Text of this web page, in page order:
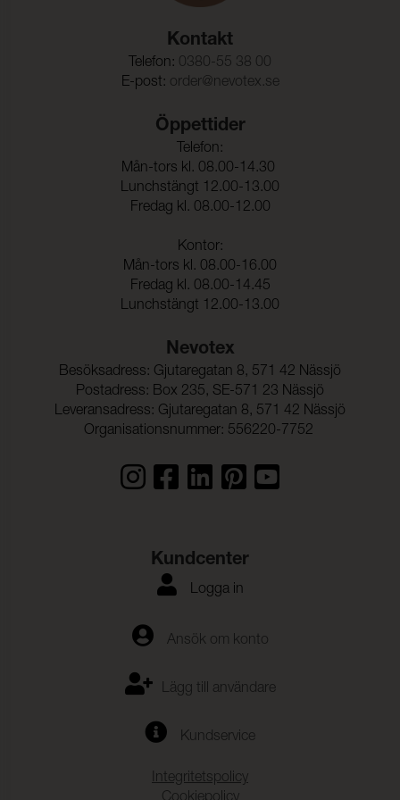
Dimensionsändring Varp: - 2,3 %
Dimensionsändring Väft:
ISO 105-C06
4-5
Färghärdighet mot
ISO 105-D01
4-5
Färghärdighet mot
5 (ISO 105-E01)
Kontakt
Telefon: 0380-55 38 00
E-post: order@nevotex.se
Öppettider
Telefon:
Mån-tors kl. 08.00-14.30
Lunchstängt 12.00-13.00
Fredag kl. 08.00-12.00
Kontor:
Mån-tors kl. 08.00-16.00
Fredag kl. 08.00-14.45
Lunchstängt 12.00-13.00
Nevotex
Besöksadress: Gjutaregatan 8, 571 42 Nässjö
Postadress: Box 235, SE-571 23 Nässjö
Leveransadress: Gjutaregatan 8, 571 42 Nässjö
Organisationsnummer: 556220-7752
Kundcenter
Logga in
Ansök om konto
Lägg till användare
Kundservice
Integritetspolicy